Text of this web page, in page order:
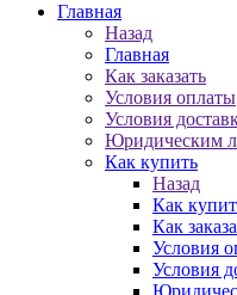
Главная
Назад
Главная
Как заказать
Условия оплаты
Условия
Юридическим
Как купить
Назад
Как
Как
Условия
Условия